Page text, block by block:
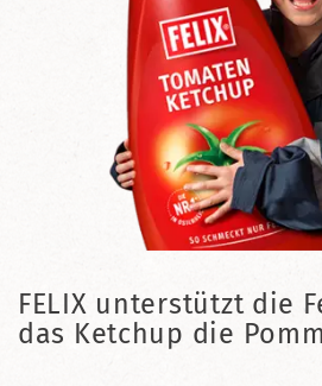
FELIX unterstützt die
das Ketchup die